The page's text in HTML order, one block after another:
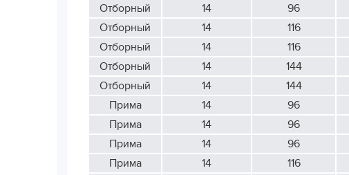
Отборный
14 96
Отборный
14 116
Отборный
14 116
Отборный
14 144
Отборный
14 144
Прима
14 96
Прима
14 96
Прима
14 96
Прима
14 116